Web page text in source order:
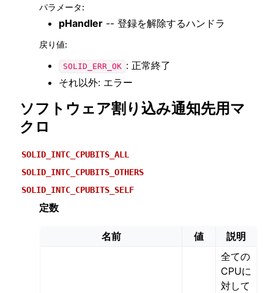
パラメータ:
pHandler -- 登録を解除するハンドラ
戻り値:
SOLID_ERR_OK : 正常終了
それ以外: エラー
ソフトウェア割り込み通知先用マ
クロ
SOLID_INTC_CPUBITS_ALL
SOLID_INTC_CPUBITS_OTHERS
SOLID_INTC_CPUBITS_SELF
定数
名前 値 説明
全ての
CPUに
対して